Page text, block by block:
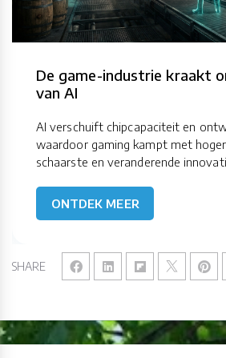
SHARE
De game-industrie kraakt
van AI
AI verschuift chipcapaciteit en
waardoor gaming kampt met
schaarste en veranderende
ONTDEK MEER